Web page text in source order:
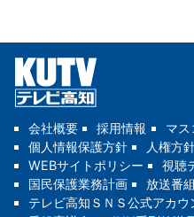
会社概要 採用情報 マス
個人情報保護方針
人権方
WEBサイトポリシー
視聴
国民保護業務計画
放送番
テレビ高知ＳＮＳ公式アカウ